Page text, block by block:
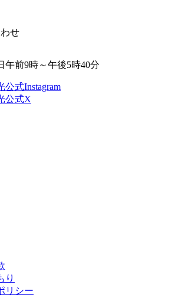
せ
午前9時～午後5時40分
り
リシー